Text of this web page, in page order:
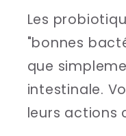
Les
"bonnes
que
intestinale.
leurs actions